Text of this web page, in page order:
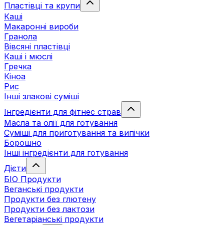
Пластівці та крупи
Каші
Макаронні вироби
Гранола
Вівсяні пластівці
Каші і мюслі
Гречка
Кіноа
Рис
Інші злакові суміші
Інгредієнти для фітнес страв
Масла та олії для готування
Суміші для приготування та випічки
Борошно
Інші інгредієнти для готування
Дієти
БІО Продукти
Веганські продукти
Продукти без глютену
Продукти без лактози
Вегетаріанські продукти